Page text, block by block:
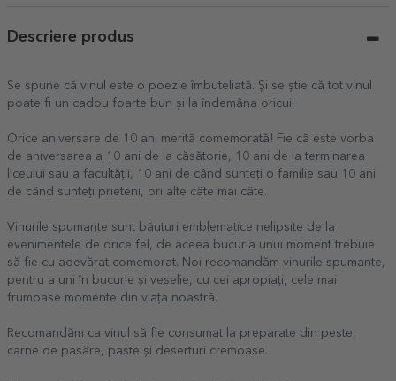
Descriere produs
Se spune că vinul este o poezie îmbuteliată. Și se știe că tot vinul
poate fi un cadou foarte bun și la îndemâna oricui.
Orice aniversare de 10 ani merită comemorată! Fie că este vorba
de aniversarea a 10 ani de la căsătorie, 10 ani de la terminarea
liceului sau a facultății, 10 ani de când sunteți o familie sau 10 ani
de când sunteți prieteni, ori alte câte mai câte.
Vinurile spumante sunt băuturi emblematice nelipsite de la
evenimentele de orice fel, de aceea bucuria unui moment trebuie
să fie cu adevărat comemorat. Noi recomandăm vinurile spumante,
pentru a uni în bucurie și veselie, cu cei apropiați, cele mai
frumoase momente din viața noastră.
Recomandăm ca vinul să fie consumat la preparate din pește,
carne de pasăre, paste și deserturi cremoase.